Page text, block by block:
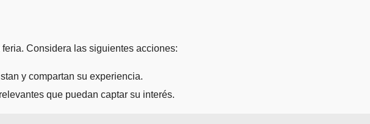
Considera las siguientes acciones:
y compartan su experiencia.
que puedan captar su interés.